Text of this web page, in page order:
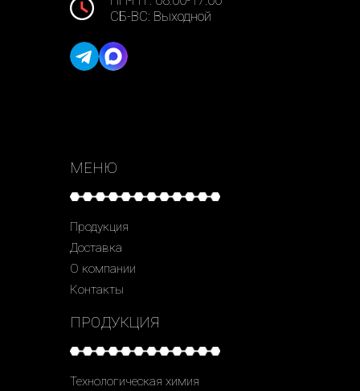
СБ-ВС: Выходной
МЕНЮ
Продукция
Доставка
О компании
Контакты
ПРОДУКЦИЯ
Технологическая химия